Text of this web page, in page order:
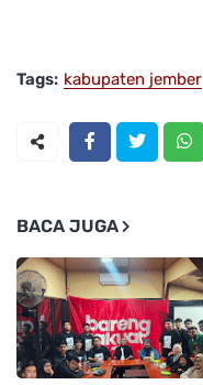
Tags: kabupaten jember
BACA JUGA